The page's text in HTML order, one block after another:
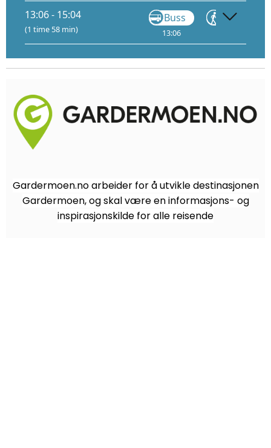
13:06 - 15:04
(1 time 58 min)
Buss
13:06
Gå
Gardermoen.no arbeider for å utvikle destinasjonen
Gardermoen, og skal være en informasjons- og
inspirasjonskilde for alle reisende